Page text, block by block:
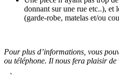
donnant sur une rue etc..), et
(garde-robe, matelas et/ou
Pour plus d’informations, vous
ou téléphone. Il nous fera plaisir de